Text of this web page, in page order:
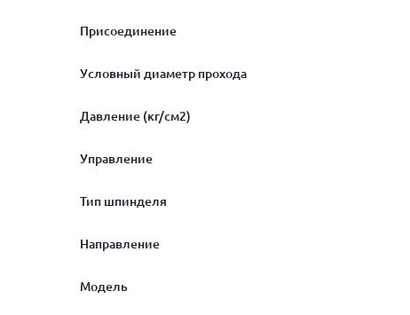
Присоединение
Условный диаметр прохода
600
Давление (кг/см2)
Управление
Тип шпинделя
Направление
Модель